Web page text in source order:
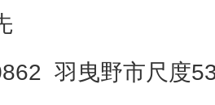
羽曳野市尺度